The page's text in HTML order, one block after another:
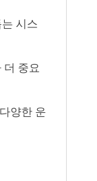
시스
더 중요
양한 운